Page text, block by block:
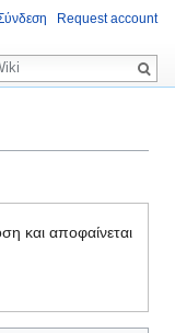
και αποφαίνεται
Request account